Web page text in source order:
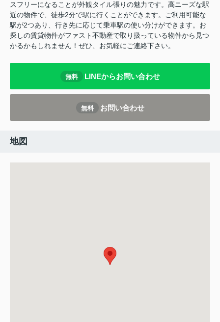
スフリーになることが外観タイル張りの魅力です。高ニーズな駅
近の物件で、徒歩2分で駅に行くことができます。ご利用可能な
駅が2つあり、行き先に応じて乗車駅の使い分けができます。お
探しの賃貸物件がファスト不動産で取り扱っている物件から見つ
かるかもしれません！ぜひ、お気軽にご連絡下さい。
無料 LINEからお問い合わせ
無料 お問い合わせ
地図